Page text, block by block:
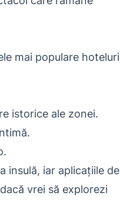
mai populare hoteluri
istorice ale zonei.
insulă, iar aplicațiile de
vrei să explorezi